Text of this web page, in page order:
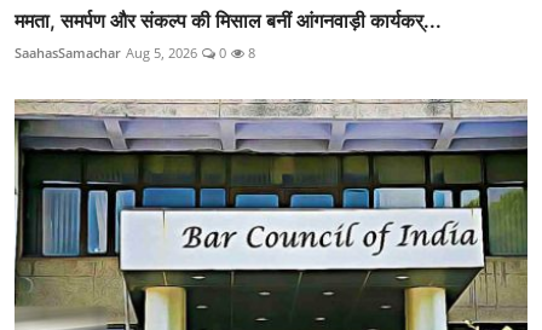
ममता, समर्पण और संकल्प की मिसाल बनीं आंगनवाड़ी कार्यकर्...
SaahasSamachar Aug 5, 2026 0 8